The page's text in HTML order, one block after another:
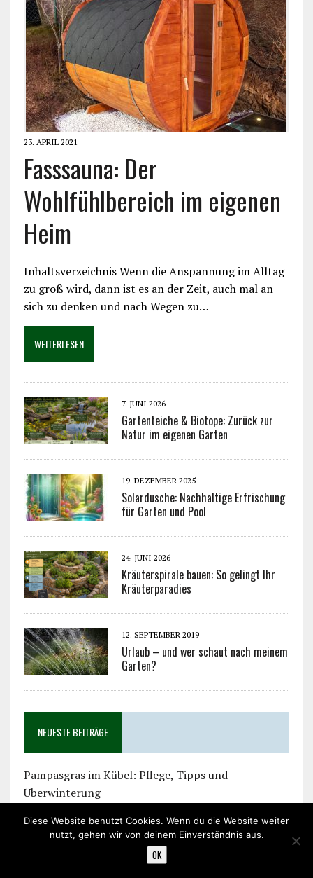
23. APRIL 2021
Fasssauna: Der
Wohlfühlbereich im eigenen
Heim
Inhaltsverzeichnis Wenn die Anspannung im Alltag
zu groß wird, dann ist es an der Zeit, auch mal an
sich zu denken und nach Wegen zu…
WEITERLESEN
7. JUNI 2026
Gartenteiche & Biotope: Zurück zur
Natur im eigenen Garten
19. DEZEMBER 2025
Solardusche: Nachhaltige Erfrischung
für Garten und Pool
24. JUNI 2026
Kräuterspirale bauen: So gelingt Ihr
Kräuterparadies
12. SEPTEMBER 2019
Urlaub – und wer schaut nach meinem
Garten?
NEUESTE BEITRÄGE
Pampasgras im Kübel: Pflege, Tipps und
Überwinterung
Kräuterparadies
Gemüse anbauen im Gemeinschaftsgarten leicht
Diese Website benutzt Cookies. Wenn du die Website weiter
nutzt, gehen wir von deinem Einverständnis aus.
OK